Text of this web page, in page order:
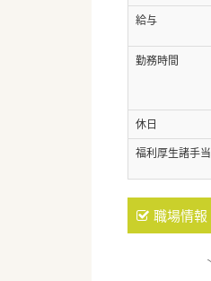
給与
勤務時間
休日
福利厚生諸手当
職場情報